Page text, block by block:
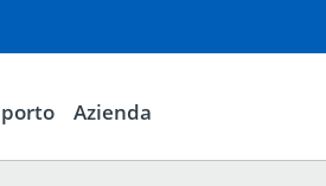
Azienda